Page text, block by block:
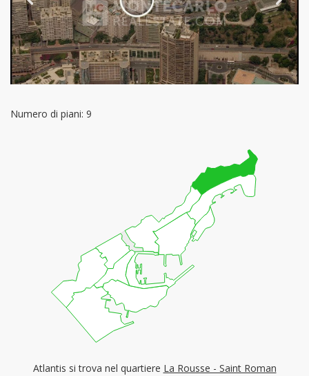
Numero di piani: 9
Atlantis si trova nel quartiere La Rousse - Saint Roman